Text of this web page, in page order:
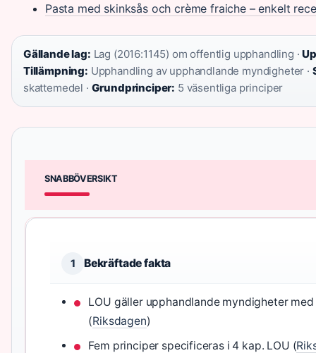
Pasta med skinksås och crème fraiche – enkelt
Gällande lag: Lag (2016:1145) om offentlig upphandling ·
Tillämpning: Upphandling av upphandlande myndigheter ·
skattemedel · Grundprinciper: 5 väsentliga principer
SNABBÖVERSIKT
1 Bekräftade fakta
LOU gäller upphandlande myndigheter
(Riksdagen)
Fem principer specificeras i 4 kap. LOU (